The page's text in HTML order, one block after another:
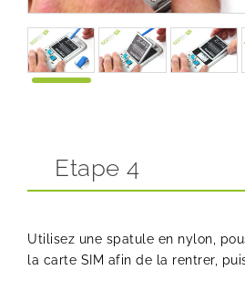
Etape 4
Utilisez une spatule en nylon,
la carte SIM afin de la rentrer,